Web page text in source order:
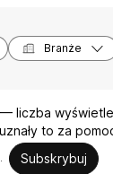
Branże
liczba
to za
Subskrybuj